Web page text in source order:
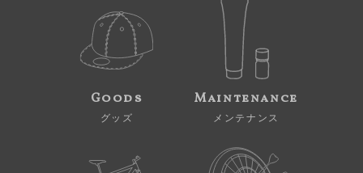
Goods
グッズ
Maintenance
メンテナンス